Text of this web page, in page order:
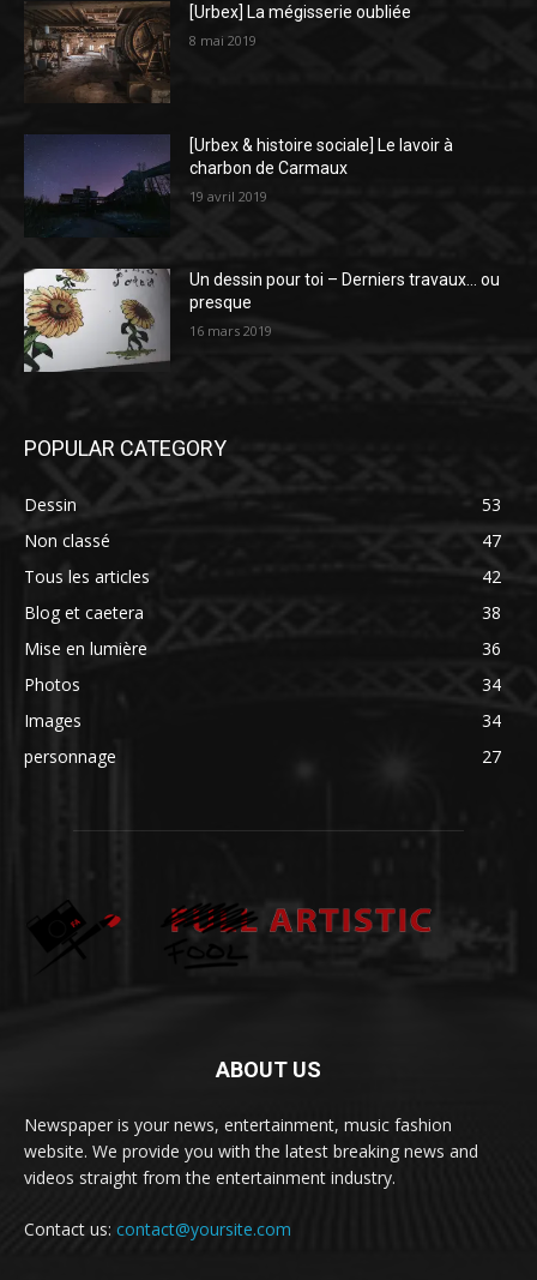
[Urbex] La mégisserie oubliée
8 mai 2019
[Urbex & histoire sociale] Le lavoir à
charbon de Carmaux
19 avril 2019
Un dessin pour toi – Derniers travaux… ou
presque
16 mars 2019
POPULAR CATEGORY
Dessin
53
Non classé
47
Tous les articles
42
Blog et caetera
38
Mise en lumière
36
Photos
34
Images
34
personnage
27
ABOUT US
Newspaper is your news, entertainment, music fashion
website. We provide you with the latest breaking news and
videos straight from the entertainment industry.
Contact us: contact@yoursite.com